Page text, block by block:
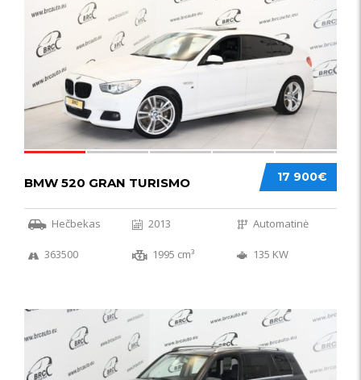
17 900€
BMW 520 GRAN TURISMO
Hečbekas 2013 Automatinė
363500 1995 cm³ 135 KW
IŠSKIRTINIS